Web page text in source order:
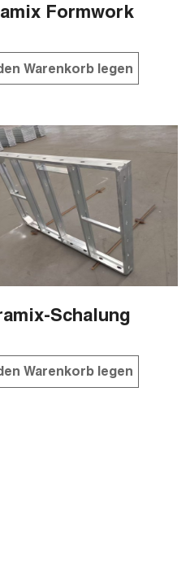
Formwork
Warenkorb legen
Schalung
Warenkorb legen